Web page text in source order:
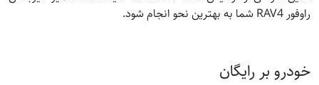
راوفور RAV4 شما به بهترین نحو انجام شود.
خودرو بر رایگان